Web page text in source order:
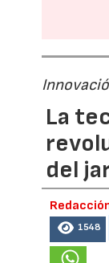
La
del
1548